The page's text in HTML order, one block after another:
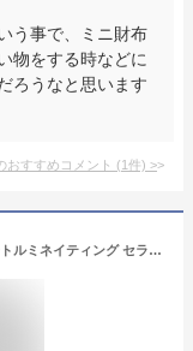
う事で、ミニ財布
物をする時などに
ろうなと思います
おすすめコメント (1件) >
【送料無料】JILL STUARTジルスチュアートルミネイティング セラムプライマー UV 30ml メイクアップ プライマー 化粧下地 人気 プレゼント 母の日 敬老の日 彼女 誕生日